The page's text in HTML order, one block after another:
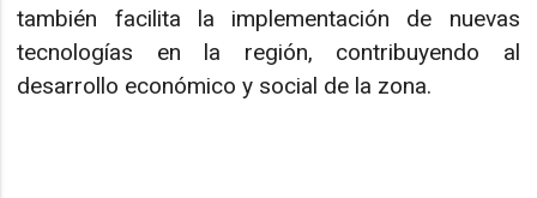
también facilita la implementación de nuevas
tecnologías en la región, contribuyendo al
desarrollo económico y social de la zona.